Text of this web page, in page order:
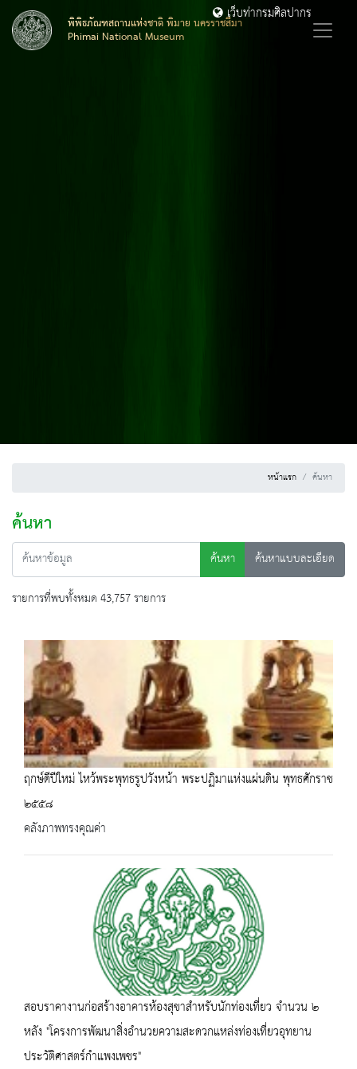
พิพิธภัณฑสถานแห่งชาติ พิมาย นครราชสีมา
Phimai National Museum
เว็บท่ากรมศิลปากร
หน้าแรก ค้นหา
ค้นหา
ค้นหา
ค้นหาแบบละเอียด
รายการที่พบทั้งหมด 43,757 รายการ
ฤกษ์ดีปีใหม่ ไหว้พระพุทธรูปวังหน้า พระปฏิมาแห่งแผ่นดิน พุทธศักราช
๒๕๕๘
คลังภาพทรงคุณค่า
สอบราคางานก่อสร้างอาคารห้องสุขาสำหรับนักท่องเที่ยว จำนวน ๒
หลัง "โครงการพัฒนาสิ่งอำนวยความสะดวกแหล่งท่องเที่ยวอุทยาน
ประวัติศาสตร์กำแพงเพชร"